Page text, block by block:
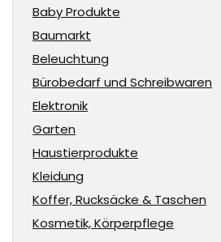
Baby Produkte
Baumarkt
Beleuchtung
Bürobedarf und Schreibwaren
Elektronik
Garten
Haustierprodukte
Kleidung
Koffer, Rucksäcke & Taschen
Kosmetik, Körperpflege